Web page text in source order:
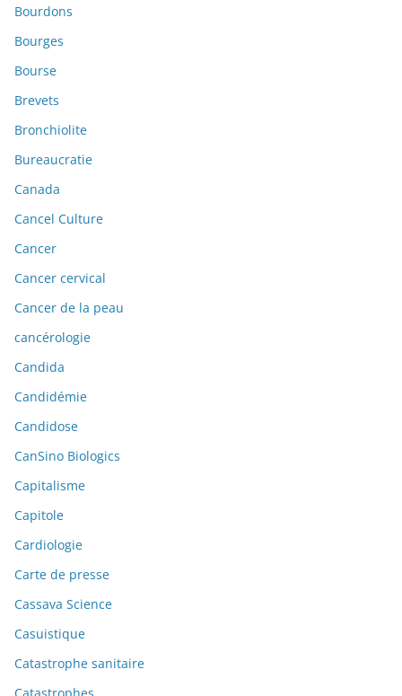
Bourdons
Bourges
Bourse
Brevets
Bronchiolite
Bureaucratie
Canada
Cancel Culture
Cancer
Cancer cervical
Cancer de la peau
cancérologie
Candida
Candidémie
Candidose
CanSino Biologics
Capitalisme
Capitole
Cardiologie
Carte de presse
Cassava Science
Casuistique
Catastrophe sanitaire